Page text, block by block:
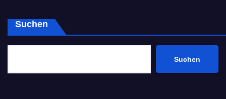
Suchen
Suchen